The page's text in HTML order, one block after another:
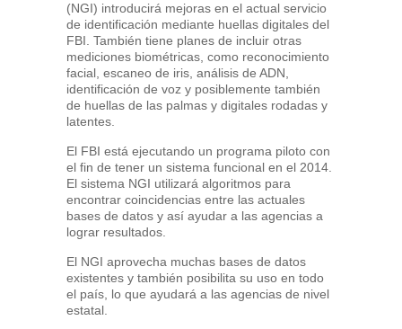
(NGI) introducirá mejoras en el actual servicio
de identificación mediante huellas digitales del
FBI. También tiene planes de incluir otras
mediciones biométricas, como reconocimiento
facial, escaneo de iris, análisis de ADN,
identificación de voz y posiblemente también
de huellas de las palmas y digitales rodadas y
latentes.
El FBI está ejecutando un programa piloto con
el fin de tener un sistema funcional en el 2014.
El sistema NGI utilizará algoritmos para
encontrar coincidencias entre las actuales
bases de datos y así ayudar a las agencias a
lograr resultados.
El NGI aprovecha muchas bases de datos
existentes y también posibilita su uso en todo
el país, lo que ayudará a las agencias de nivel
estatal.